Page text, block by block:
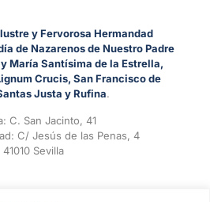
y Fervorosa Hermandad
de Nazarenos de Nuestro Padre
María Santísima de la Estrella,
Crucis, San Francisco de
Justa y Rufina.
C. San Jacinto, 41
C/ Jesús de las Penas, 4
41010 Sevilla